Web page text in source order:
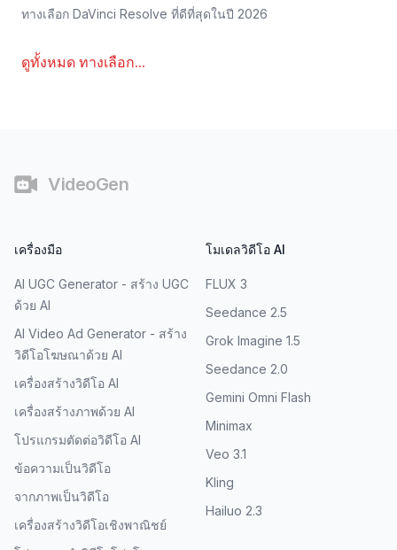
ทางเลือก DaVinci Resolve ที่ดีที่สุดในปี 2026
ดูทั้งหมด ทางเลือก...
VideoGen
เครื่องมือ
AI UGC Generator - สร้าง UGC
ด้วย AI
AI Video Ad Generator - สร้าง
วิดีโอโฆษณาด้วย AI
เครื่องสร้างวิดีโอ AI
เครื่องสร้างภาพด้วย AI
โปรแกรมตัดต่อวิดีโอ AI
ข้อความเป็นวิดีโอ
จากภาพเป็นวิดีโอ
เครื่องสร้างวิดีโอเชิงพาณิชย์
โมเดลวิดีโอ AI
FLUX 3
Seedance 2.5
Grok Imagine 1.5
Seedance 2.0
Gemini Omni Flash
Minimax
Veo 3.1
Kling
Hailuo 2.3